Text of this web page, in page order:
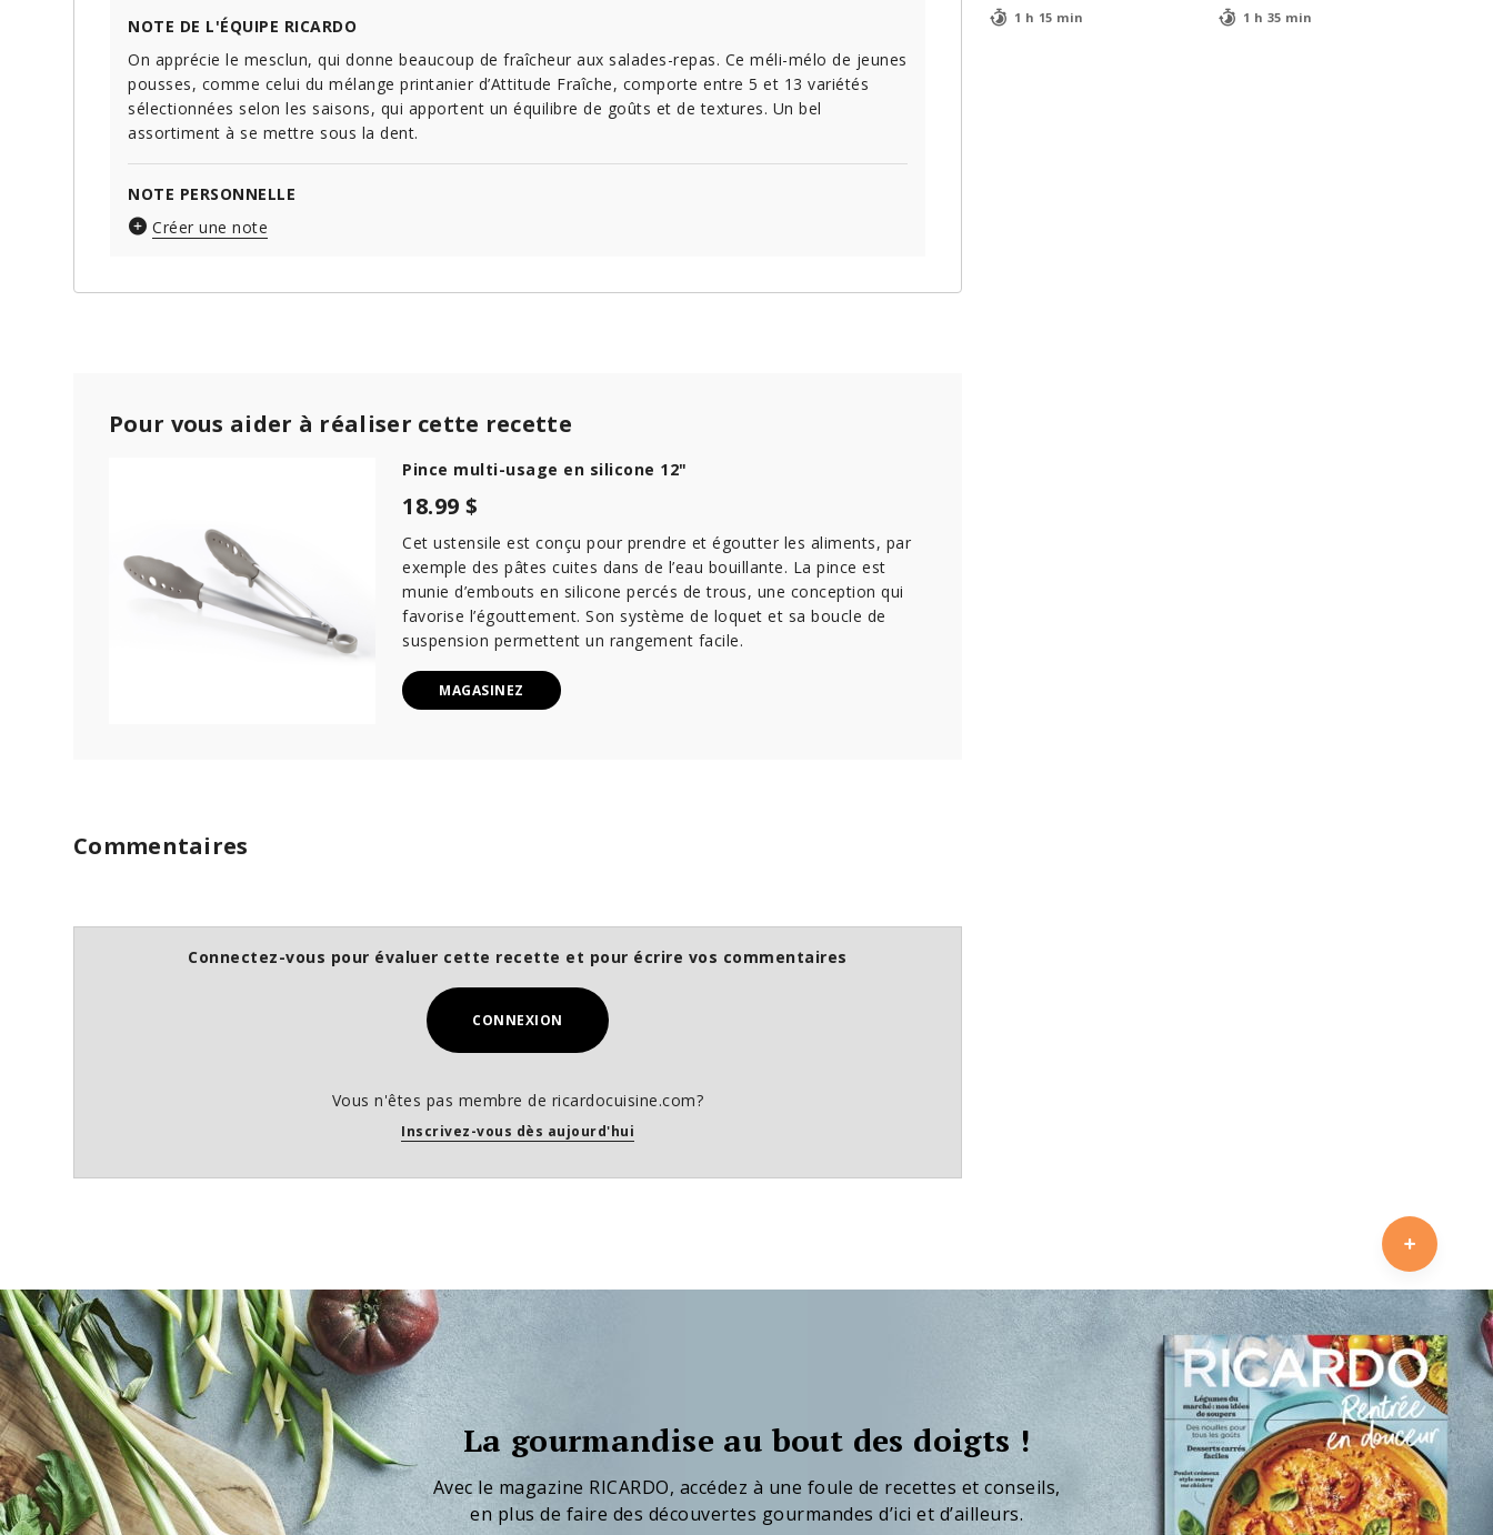
1 h 15 min 1 h 35 min
NOTE DE L'ÉQUIPE RICARDO
On apprécie le mesclun, qui donne beaucoup de fraîcheur aux salades-repas. Ce méli-mélo de jeunes
pousses, comme celui du mélange printanier d’Attitude Fraîche, comporte entre 5 et 13 variétés
sélectionnées selon les saisons, qui apportent un équilibre de goûts et de textures. Un bel
assortiment à se mettre sous la dent.
NOTE PERSONNELLE
Créer une note
Pour vous aider à réaliser cette recette
Pince multi-usage en silicone 12"
18.99 $
Cet ustensile est conçu pour prendre et égoutter les aliments, par
exemple des pâtes cuites dans de l’eau bouillante. La pince est
munie d’embouts en silicone percés de trous, une conception qui
favorise l’égouttement. Son système de loquet et sa boucle de
suspension permettent un rangement facile.
MAGASINEZ
Commentaires
Connectez-vous pour évaluer cette recette et pour écrire vos commentaires
CONNEXION
Vous n'êtes pas membre de ricardocuisine.com?
Inscrivez-vous dès aujourd'hui
La gourmandise au bout des doigts !
Avec le magazine RICARDO, accédez à une foule de recettes et conseils,
en plus de faire des découvertes gourmandes d’ici et d’ailleurs.